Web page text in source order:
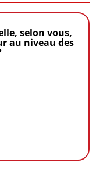
selon vous,
au niveau des